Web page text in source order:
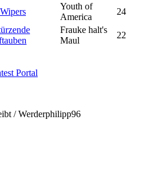
Youth of
America
24
Frauke halt's
Maul
22
Portal
/ Werderphilipp96